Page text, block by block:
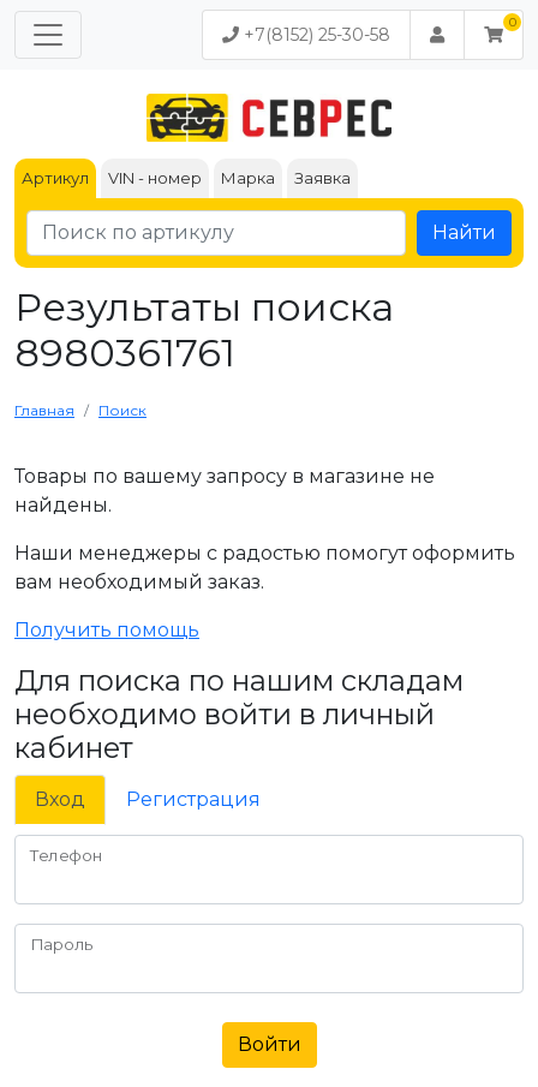
+7(8152) 25-30-58
Артикул VIN - номер Марка Заявка
Найти
Результаты поиска
8980361761
Главная Поиск
Товары по вашему запросу в магазине не
найдены.
Наши менеджеры с радостью помогут оформить
вам необходимый заказ.
Получить помощь
Для поиска по нашим складам
необходимо войти в личный
кабинет
Вход Регистрация
Телефон
Пароль
Войти